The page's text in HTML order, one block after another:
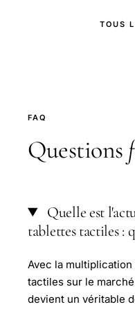
TOUS
FAQ
Questions
Quelle est
tablettes tactiles :
Avec la
tactiles sur le
devient un véritable